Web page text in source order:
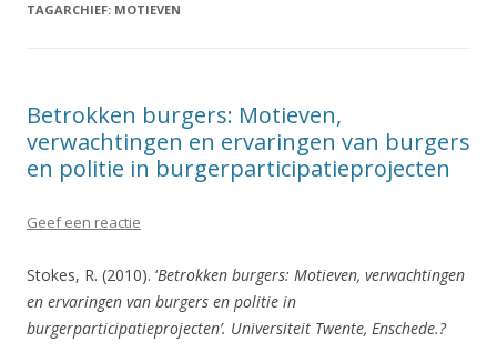
TAGARCHIEF: MOTIEVEN
Betrokken burgers: Motieven,
verwachtingen en ervaringen van burgers
en politie in burgerparticipatieprojecten
Geef een reactie
Stokes, R. (2010). ‘Betrokken burgers: Motieven, verwachtingen
en ervaringen van burgers en politie in
burgerparticipatieprojecten’. Universiteit Twente, Enschede.?